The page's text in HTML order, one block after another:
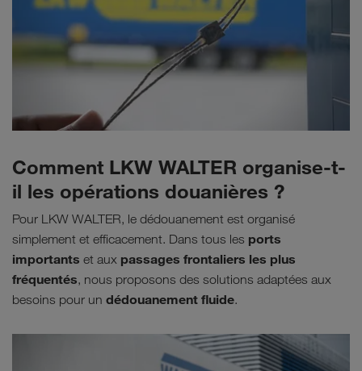
Comment LKW WALTER organise-t-
il les opérations douanières ?
Pour LKW WALTER, le dédouanement est organisé
simplement et efficacement. Dans tous les ports
importants et aux passages frontaliers les plus
fréquentés, nous proposons des solutions adaptées aux
besoins pour un dédouanement fluide.